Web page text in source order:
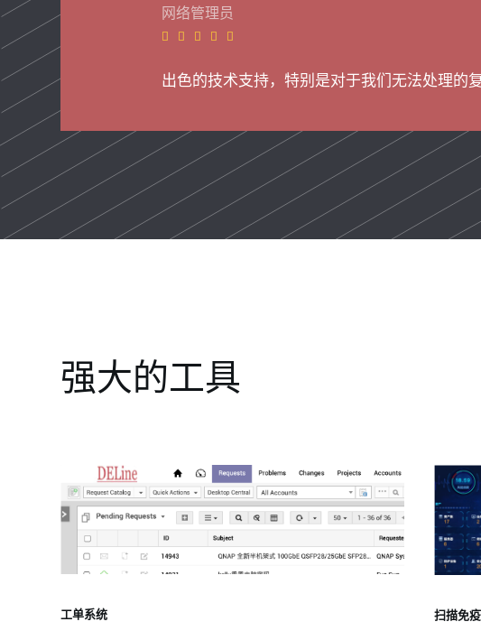
网络管理员
    
出色的技术支持，特别是对于我们无法处理的复
强大的工具
工单系统 扫描免